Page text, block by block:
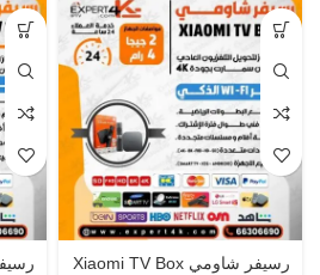
رسيفر شاومي Xiaomi TV Box